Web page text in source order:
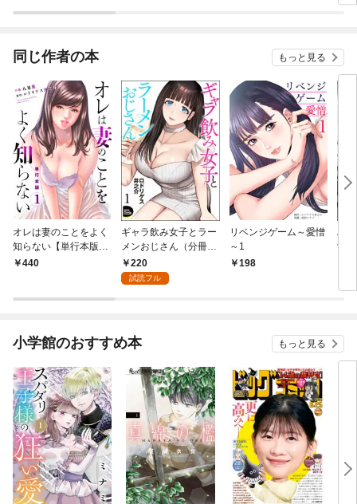
同じ作者の本 もっと見る
オレは妻のことをよく
知らない【単行本版】
1440
ギャラ飲み女子とラー
メンおじさん（分冊
版） 【第1話】
220
試読フル
リベンジゲーム～愛憎
～1
198
ハ
女
小学館のおすすめ本 もっと見る